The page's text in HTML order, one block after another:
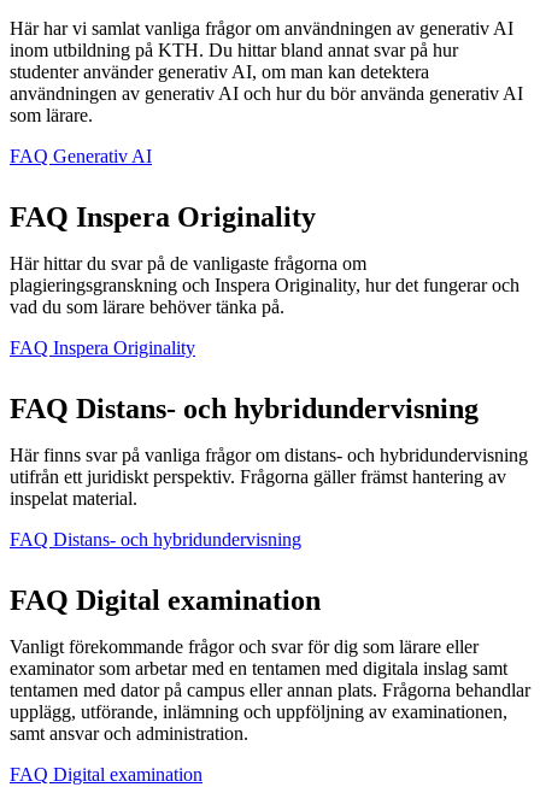
Här har vi samlat vanliga frågor om användningen av generativ AI
inom utbildning på KTH. Du hittar bland annat svar på hur
studenter använder generativ AI, om man kan detektera
användningen av generativ AI och hur du bör använda generativ AI
som lärare.
FAQ Generativ AI
FAQ Inspera Originality
Här hittar du svar på de vanligaste frågorna om
plagieringsgranskning och Inspera Originality, hur det fungerar och
vad du som lärare behöver tänka på.
FAQ Inspera Originality
FAQ Distans- och hybridundervisning
Här finns svar på vanliga frågor om distans- och hybridundervisning
utifrån ett juridiskt perspektiv. Frågorna gäller främst hantering av
inspelat material.
FAQ Distans- och hybridundervisning
FAQ Digital examination
Vanligt förekommande frågor och svar för dig som lärare eller
examinator som arbetar med en tentamen med digitala inslag samt
tentamen med dator på campus eller annan plats. Frågorna behandlar
upplägg, utförande, inlämning och uppföljning av examinationen,
samt ansvar och administration.
FAQ Digital examination